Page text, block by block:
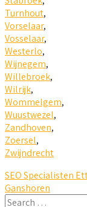
Turnhout,
Vorselaar,
Vosselaar,
Westerlo,
Wijnegem,
Willebroek,
Wilrijk,
Wommelgem,
Wuustwezel,
Zandhoven,
Zoersel,
Zwijndrecht
SEO Specialisten
Ganshoren